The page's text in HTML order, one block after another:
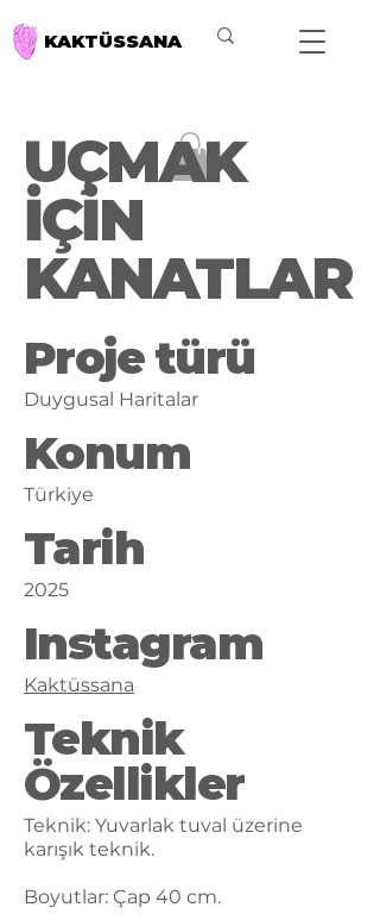
KAKTÜSSANA
UÇMAK
İÇİN
KANATLAR
Proje türü
Duygusal Haritalar
Konum
Türkiye
Tarih
2025
Instagram
Kaktüssana
Teknik
Özellikler
Teknik: Yuvarlak tuval üzerine
karışık teknik.
Boyutlar: Çap 40 cm.